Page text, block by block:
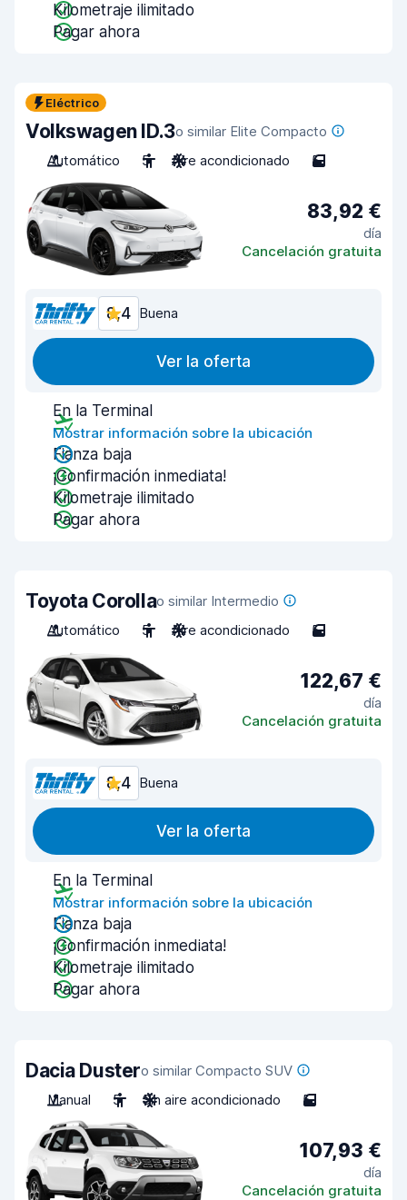
Kilometraje ilimitado
Pagar ahora
Eléctrico
Volkswagen ID.3o similar Elite Compacto
Automático
5 Aire acondicionado 5
83,92 €
día
Cancelación gratuita
8,4 Buena
Ver la oferta
En la Terminal
Mostrar información sobre la ubicación
Fianza baja
¡Confirmación inmediata!
Kilometraje ilimitado
Pagar ahora
Toyota Corollao similar Intermedio
Automático
5 Aire acondicionado 5
122,67 €
día
Cancelación gratuita
8,4 Buena
Ver la oferta
En la Terminal
Mostrar información sobre la ubicación
Fianza baja
¡Confirmación inmediata!
Kilometraje ilimitado
Pagar ahora
Dacia Dustero similar Compacto SUV
Manual
5 Sin aire acondicionado 5
107,93 €
día
Cancelación gratuita